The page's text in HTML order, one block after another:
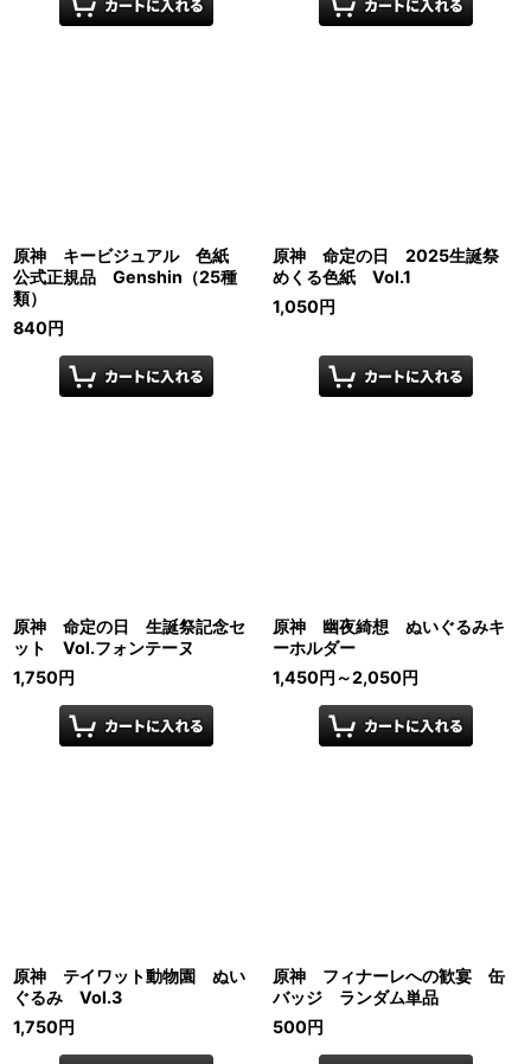
原神 キービジュアル 色紙
公式正規品 Genshin（25種
類）
840円
原神 命定の日 2025生誕祭
めくる色紙 Vol.1
1,050円
原神 命定の日 生誕祭記念セ
ット Vol.フォンテーヌ
1,750円
原神 幽夜綺想 ぬいぐるみキ
ーホルダー
1,450円 ～2,050円
原神 テイワット動物園 ぬい
ぐるみ Vol.3
1,750円
原神 フィナーレへの歓宴 缶
バッジ ランダム単品
500円